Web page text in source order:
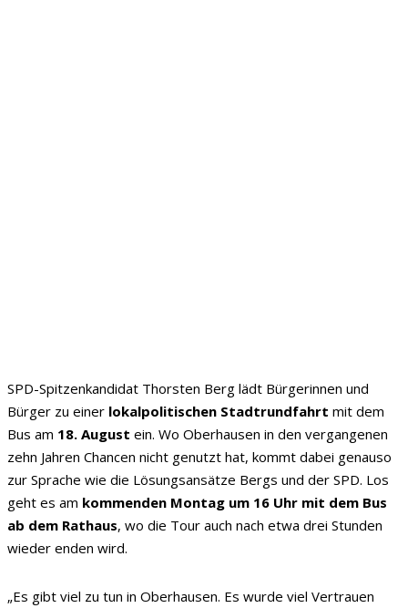
SPD-Spitzenkandidat Thorsten Berg lädt Bürgerinnen und
Bürger zu einer lokalpolitischen Stadtrundfahrt mit dem
Bus am 18. August ein. Wo Oberhausen in den vergangenen
zehn Jahren Chancen nicht genutzt hat, kommt dabei genauso
zur Sprache wie die Lösungsansätze Bergs und der SPD. Los
geht es am kommenden Montag um 16 Uhr mit dem Bus
ab dem Rathaus, wo die Tour auch nach etwa drei Stunden
wieder enden wird.
„Es gibt viel zu tun in Oberhausen. Es wurde viel Vertrauen